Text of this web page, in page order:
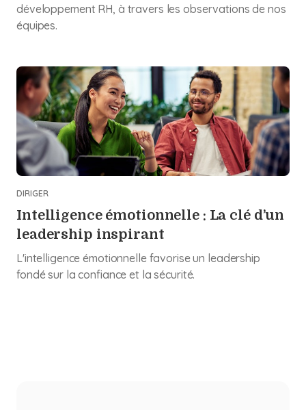
développement RH, à travers les observations de nos
équipes.
DIRIGER
Intelligence émotionnelle : La clé d’un
leadership inspirant
L'intelligence émotionnelle favorise un leadership
fondé sur la confiance et la sécurité.